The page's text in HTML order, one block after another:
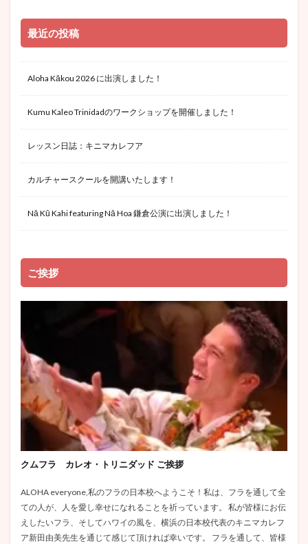
最近の投稿
Aloha Kākou 2026 に出演しました！
Kumu Kaleo Trinidadのワークショップを開催しました！
レッスン日誌：キニマカレフア
カルチャースクールを開講いたします！
Nā Kū Kahi featuring Nā Hoa 鎌倉公演に出演しました！
ご挨拶
クムフラ カレオ・トリニダッド ご挨拶
ALOHA everyone,私のフラの日本校へようこそ！私は、フラを通して全
ての人が、人を愛し幸せになれることを祈っています。 私が皆様にお伝
えしたいフラ、そしてハワイの風を、横浜の日本校代表のキニマカレフ
ア新田由美先生を通じて感じて頂ければ幸いです。 フラを通して、皆様